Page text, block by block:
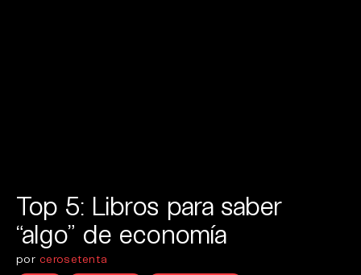
Top 5: Libros para saber
“algo” de economía
por cerosetenta